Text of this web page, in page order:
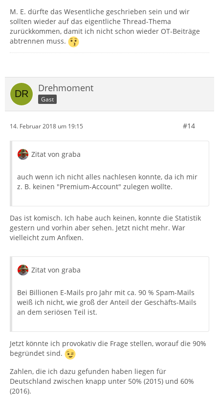
M. E. dürfte das Wesentliche geschrieben sein und wir
sollten wieder auf das eigentliche Thread-Thema
zurückkommen, damit ich nicht schon wieder OT-Beiträge
abtrennen muss.
Drehmoment
Gast
14. Februar 2018 um 19:15 #14
Zitat von graba
auch wenn ich nicht alles nachlesen konnte, da ich mir
z. B. keinen "Premium-Account" zulegen wollte.
Das ist komisch. Ich habe auch keinen, konnte die Statistik
gestern und vorhin aber sehen. Jetzt nicht mehr. War
vielleicht zum Anfixen.
Zitat von graba
Bei Billionen E-Mails pro Jahr mit ca. 90 % Spam-Mails
weiß ich nicht, wie groß der Anteil der Geschäfts-Mails
an dem seriösen Teil ist.
Jetzt könnte ich provokativ die Frage stellen, worauf die 90%
begründet sind.
Zahlen, die ich dazu gefunden haben liegen für
Deutschland zwischen knapp unter 50% (2015) und 60%
(2016).